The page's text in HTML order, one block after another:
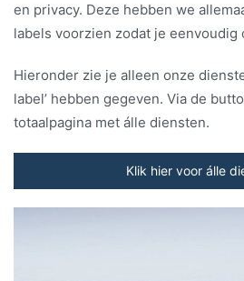
en privacy. Deze hebben we
labels voorzien zodat je eenvoudig
Hieronder zie je alleen onze
label’ hebben gegeven. Via de
totaalpagina met álle diensten.
Klik hier voor álle